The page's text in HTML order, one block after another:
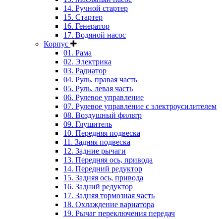
14. Ручной стартер
15. Стартер
16. Генератор
17. Водяной насос
Корпус
01. Рама
02. Электрика
03. Радиатор
04. Руль. правая часть
05. Руль. левая часть
06. Рулевое управление
07. Рулевое управление с электроусилителем
08. Воздушный фильтр
09. Глушитель
10. Передняя подвеска
11. Задняя подвеска
12. Задние рычаги
13. Передняя ось, привода
14. Передний редуктор
15. Задняя ось, привода
16. Задний редуктор
17. Задняя тормозная часть
18. Охлаждение вариатора
19. Рычаг переключения передач